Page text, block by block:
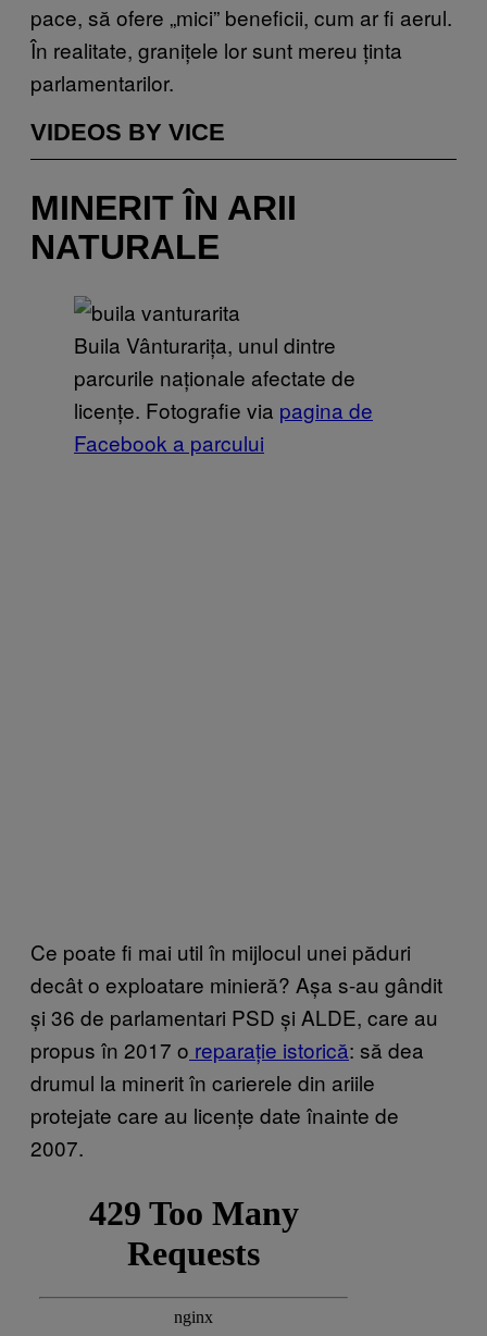
pace, să ofere „mici” beneficii, cum ar fi aerul.
În realitate, granițele lor sunt mereu ținta
parlamentarilor.
VIDEOS BY VICE
MINERIT ÎN ARII
NATURALE
Buila Vânturarița, unul dintre
parcurile naționale afectate de
licențe. Fotografie via pagina de
Facebook a parcului
Ce poate fi mai util în mijlocul unei păduri
decât o exploatare minieră? Așa s-au gândit
și 36 de parlamentari PSD și ALDE, care au
propus în 2017 o reparație istorică: să dea
drumul la minerit în carierele din ariile
protejate care au licențe date înainte de
2007.